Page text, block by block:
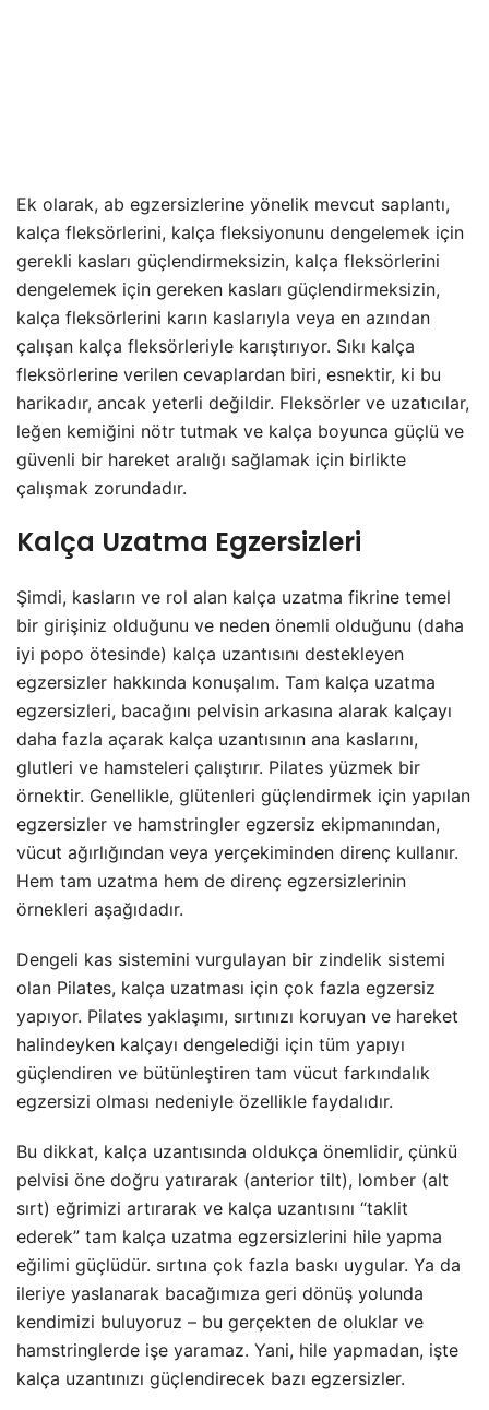
Ek olarak, ab egzersizlerine yönelik mevcut saplantı,
kalça fleksörlerini, kalça fleksiyonunu dengelemek için
gerekli kasları güçlendirmeksizin, kalça fleksörlerini
dengelemek için gereken kasları güçlendirmeksizin,
kalça fleksörlerini karın kaslarıyla veya en azından
çalışan kalça fleksörleriyle karıştırıyor. Sıkı kalça
fleksörlerine verilen cevaplardan biri, esnektir, ki bu
harikadır, ancak yeterli değildir. Fleksörler ve uzatıcılar,
leğen kemiğini nötr tutmak ve kalça boyunca güçlü ve
güvenli bir hareket aralığı sağlamak için birlikte
çalışmak zorundadır.
Kalça Uzatma Egzersizleri
Şimdi, kasların ve rol alan kalça uzatma fikrine temel
bir girişiniz olduğunu ve neden önemli olduğunu (daha
iyi popo ötesinde) kalça uzantısını destekleyen
egzersizler hakkında konuşalım. Tam kalça uzatma
egzersizleri, bacağını pelvisin arkasına alarak kalçayı
daha fazla açarak kalça uzantısının ana kaslarını,
glutleri ve hamsteleri çalıştırır. Pilates yüzmek bir
örnektir. Genellikle, glütenleri güçlendirmek için yapılan
egzersizler ve hamstringler egzersiz ekipmanından,
vücut ağırlığından veya yerçekiminden direnç kullanır.
Hem tam uzatma hem de direnç egzersizlerinin
örnekleri aşağıdadır.
Dengeli kas sistemini vurgulayan bir zindelik sistemi
olan Pilates, kalça uzatması için çok fazla egzersiz
yapıyor. Pilates yaklaşımı, sırtınızı koruyan ve hareket
halindeyken kalçayı dengelediği için tüm yapıyı
güçlendiren ve bütünleştiren tam vücut farkındalık
egzersizi olması nedeniyle özellikle faydalıdır.
Bu dikkat, kalça uzantısında oldukça önemlidir, çünkü
pelvisi öne doğru yatırarak (anterior tilt), lomber (alt
sırt) eğrimizi artırarak ve kalça uzantısını “taklit
ederek” tam kalça uzatma egzersizlerini hile yapma
eğilimi güçlüdür. sırtına çok fazla baskı uygular. Ya da
ileriye yaslanarak bacağımıza geri dönüş yolunda
kendimizi buluyoruz – bu gerçekten de oluklar ve
hamstringlerde işe yaramaz. Yani, hile yapmadan, işte
kalça uzantınızı güçlendirecek bazı egzersizler.